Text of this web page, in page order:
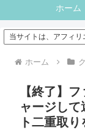
ホーム
当サイトは、アフィ
ホーム
【終了】
ャージし
ト二重取